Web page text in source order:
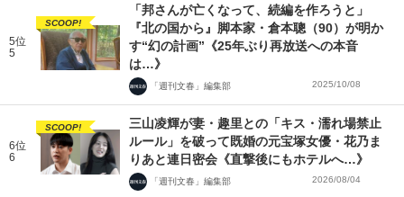
5位
5
SCOOP!
「邦さんが亡くなって、続編を作ろうと」
『北の国から』脚本家・倉本聰（90）が明か
す“幻の計画”《25年ぶり再放送への本音
は…》
「週刊文春」編集部 2025/10/08
6位
6
SCOOP!
三山凌輝が妻・趣里との「キス・濡れ場禁止
ルール」を破って既婚の元宝塚女優・花乃ま
りあと連日密会《直撃後にもホテルへ…》
「週刊文春」編集部 2026/08/04